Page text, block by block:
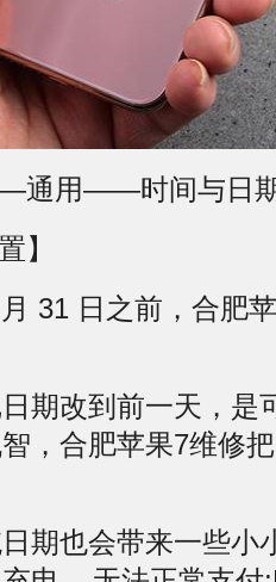
用——时间与日
】
日之前，合肥苹
改到前一天，是
，合肥苹果7维修
也会带来一些小